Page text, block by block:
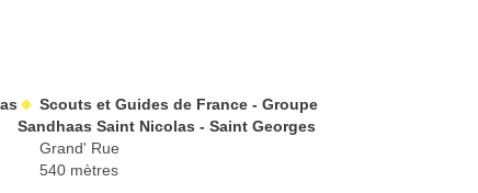
Scouts et Guides de France - Groupe
Sandhaas Saint Nicolas - Saint Georges
Grand' Rue
540 mètres